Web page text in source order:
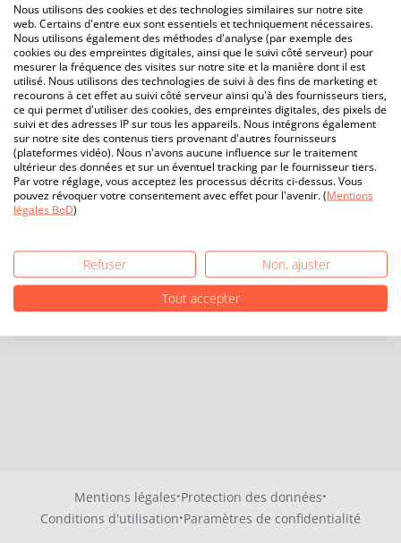
Mentions légales·Protection des données·
Conditions d'utilisation·Paramètres de confidentialité
Nous utilisons des cookies et des technologies similaires sur notre site
web. Certains d'entre eux sont essentiels et techniquement nécessaires.
Nous utilisons également des méthodes d'analyse (par exemple des
cookies ou des empreintes digitales, ainsi que le suivi côté serveur) pour
mesurer la fréquence des visites sur notre site et la manière dont il est
utilisé. Nous utilisons des technologies de suivi à des fins de marketing et
recourons à cet effet au suivi côté serveur ainsi qu'à des fournisseurs tiers,
ce qui permet d'utiliser des cookies, des empreintes digitales, des pixels de
suivi et des adresses IP sur tous les appareils. Nous intégrons également
sur notre site des contenus tiers provenant d'autres fournisseurs
(plateformes vidéo). Nous n'avons aucune influence sur le traitement
ultérieur des données et sur un éventuel tracking par le fournisseur tiers.
Par votre réglage, vous acceptez les processus décrits ci-dessus. Vous
pouvez révoquer votre consentement avec effet pour l'avenir. (Mentions
légales BoD)
Refuser
Non, ajuster
Tout accepter